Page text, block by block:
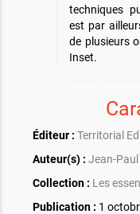
techniques
est par
de plusieurs
Inset.
Éditeur : Territorial
Auteur(s) : Jean-
Collection : Les
Publication : 1